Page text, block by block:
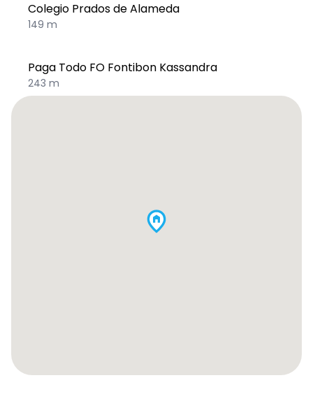
Colegio Prados de Alameda
149 m
Paga Todo FO Fontibon Kassandra
243 m